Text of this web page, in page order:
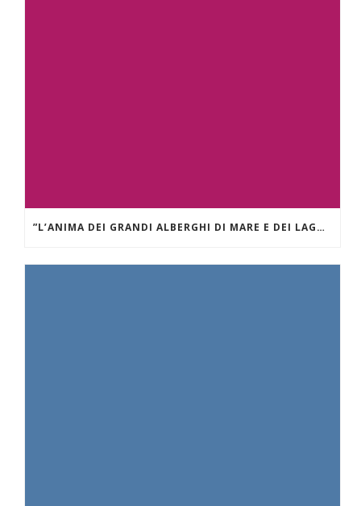
”L’ANIMA DEI GRANDI ALBERGHI DI MARE E DEI LAGHI.” GRAND HÔTEL DES ILES BORROMÉES